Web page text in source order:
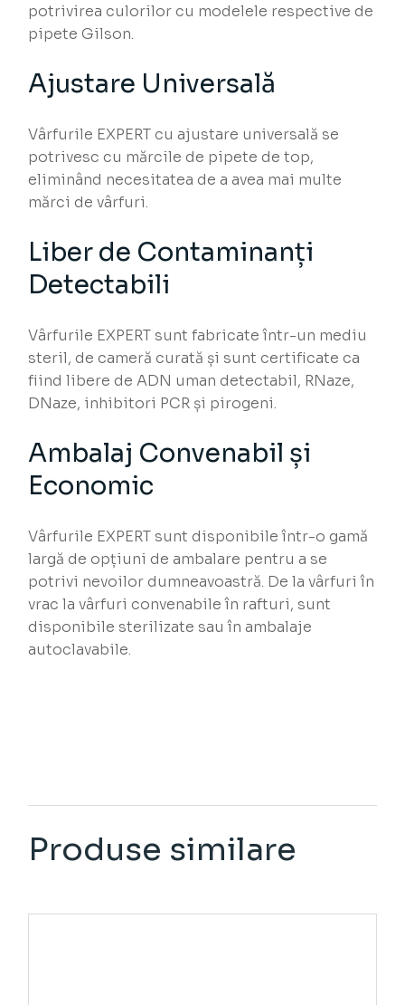
potrivirea culorilor cu modelele respective de
pipete Gilson.
Ajustare Universală
Vârfurile EXPERT cu ajustare universală se
potrivesc cu mărcile de pipete de top,
eliminând necesitatea de a avea mai multe
mărci de vârfuri.
Liber de Contaminanți
Detectabili
Vârfurile EXPERT sunt fabricate într-un mediu
steril, de cameră curată și sunt certificate ca
fiind libere de ADN uman detectabil, RNaze,
DNaze, inhibitori PCR și pirogeni.
Ambalaj Convenabil și
Economic
Vârfurile EXPERT sunt disponibile într-o gamă
largă de opțiuni de ambalare pentru a se
potrivi nevoilor dumneavoastră. De la vârfuri în
vrac la vârfuri convenabile în rafturi, sunt
disponibile sterilizate sau în ambalaje
autoclavabile.
Produse similare